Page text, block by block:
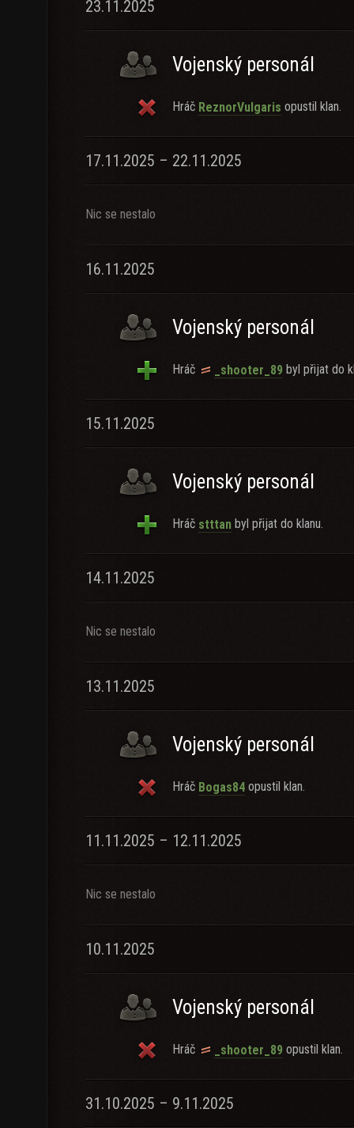
23.11.2025
Vojenský personál
Hráč ReznorVulgaris opustil klan.
17.11.2025 – 22.11.2025
Nic se nestalo
16.11.2025
Vojenský personál
Hráč _shooter_89 byl přijat do
15.11.2025
Vojenský personál
Hráč stttan byl přijat do klanu.
14.11.2025
Nic se nestalo
13.11.2025
Vojenský personál
Hráč Bogas84 opustil klan.
11.11.2025 – 12.11.2025
Nic se nestalo
10.11.2025
Vojenský personál
Hráč _shooter_89 opustil klan.
31.10.2025 – 9.11.2025